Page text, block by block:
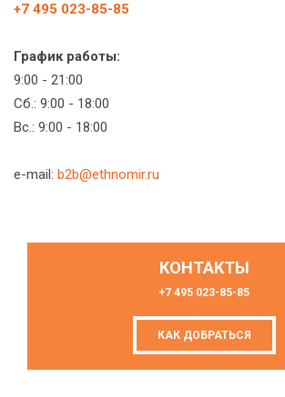
+7 495 023-85-85
График работы:
9:00 - 21:00
Сб.: 9:00 - 18:00
Вс.: 9:00 - 18:00
e-mail: b2b@ethnomir.ru
КОНТАКТЫ
+7 495 023-85-85
КАК ДОБРАТЬСЯ